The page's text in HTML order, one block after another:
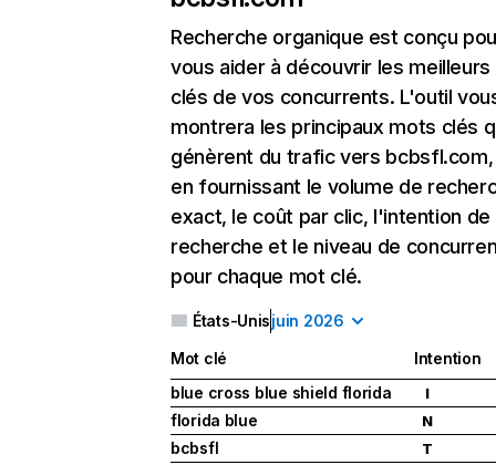
Recherche organique est conçu
vous aider à découvrir les
clés de vos concurrents. L'outil
montrera les principaux mots clés
génèrent du trafic vers
en fournissant le volume de
exact, le coût par clic, l'intention de
recherche et le niveau de
pour chaque mot clé.
États-Unisjuin 2026
Mot clé
Intention
blue cross blue shield florida
I
florida blue N
bcbsfl T